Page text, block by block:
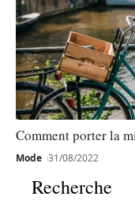
Comment porter la
Mode 31/08/2022
Recherche